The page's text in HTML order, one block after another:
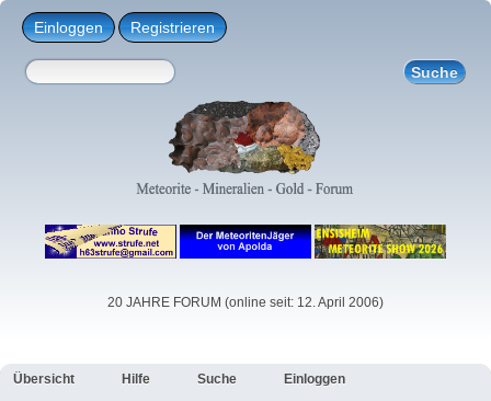
Einloggen Registrieren
20 JAHRE FORUM (online seit: 12. April 2006)
Übersicht Hilfe Suche Einloggen